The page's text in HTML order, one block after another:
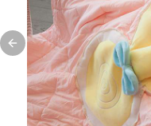
Previous slide